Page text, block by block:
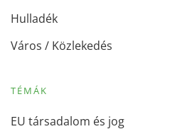
Hulladék
Város / Közlekedés
TÉMÁK
EU társadalom és jog